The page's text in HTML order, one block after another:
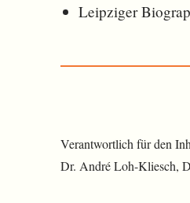
Leipziger
Verantwortlich für den
Dr. André Loh-Kliesch,